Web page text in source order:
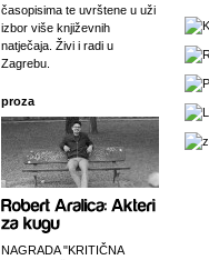
časopisima te uvrštene u uži
izbor više književnih
natječaja. Živi i radi u
Zagrebu.
proza
NAGRADA "KRITIČNA